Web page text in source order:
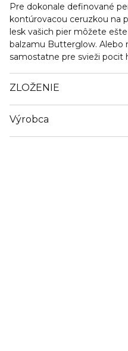
Pre dokonale definované
kontúrovacou ceruzkou na
lesk vašich pier môžete
balzamu Butterglow. Alebo
samostatne pre svieži pocit
ZLOŽENIE
Výrobca